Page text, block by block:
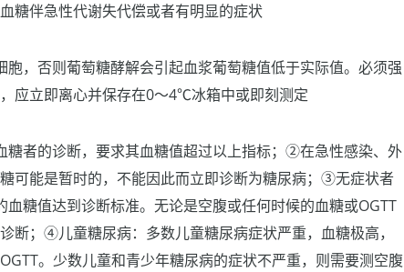
糖伴急性代谢失代偿或者有明显的症状
，否则葡萄糖酵解会引起血浆葡萄糖值低于实际值。必须强
应立即离心并保存在0～4℃冰箱中或即刻测定
者的诊断，要求其血糖值超过以上指标；②在急性感染、外
可能是暂时的，不能因此而立即诊断为糖尿病；③无症状者
糖值达到诊断标准。无论是空腹或任何时候的血糖或OGTT
断；④儿童糖尿病：多数儿童糖尿病症状严重，血糖极高，
。少数儿童和青少年糖尿病的症状不严重，则需要测空腹